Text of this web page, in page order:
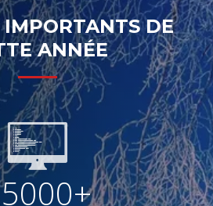
IMPORTANTS DE
ANNÉE